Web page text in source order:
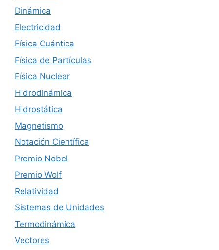
Dinámica
Electricidad
Física Cuántica
Física de Partículas
Física Nuclear
Hidrodinámica
Hidrostática
Magnetismo
Notación Científica
Premio Nobel
Premio Wolf
Relatividad
Sistemas de Unidades
Termodinámica
Vectores